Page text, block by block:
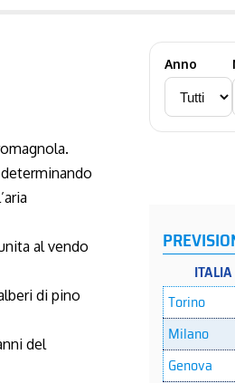
al vendo
di pino
del
Anno